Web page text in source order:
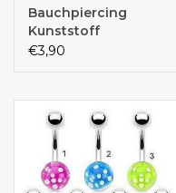
Bauchpiercing
Kunststoff
€3,90